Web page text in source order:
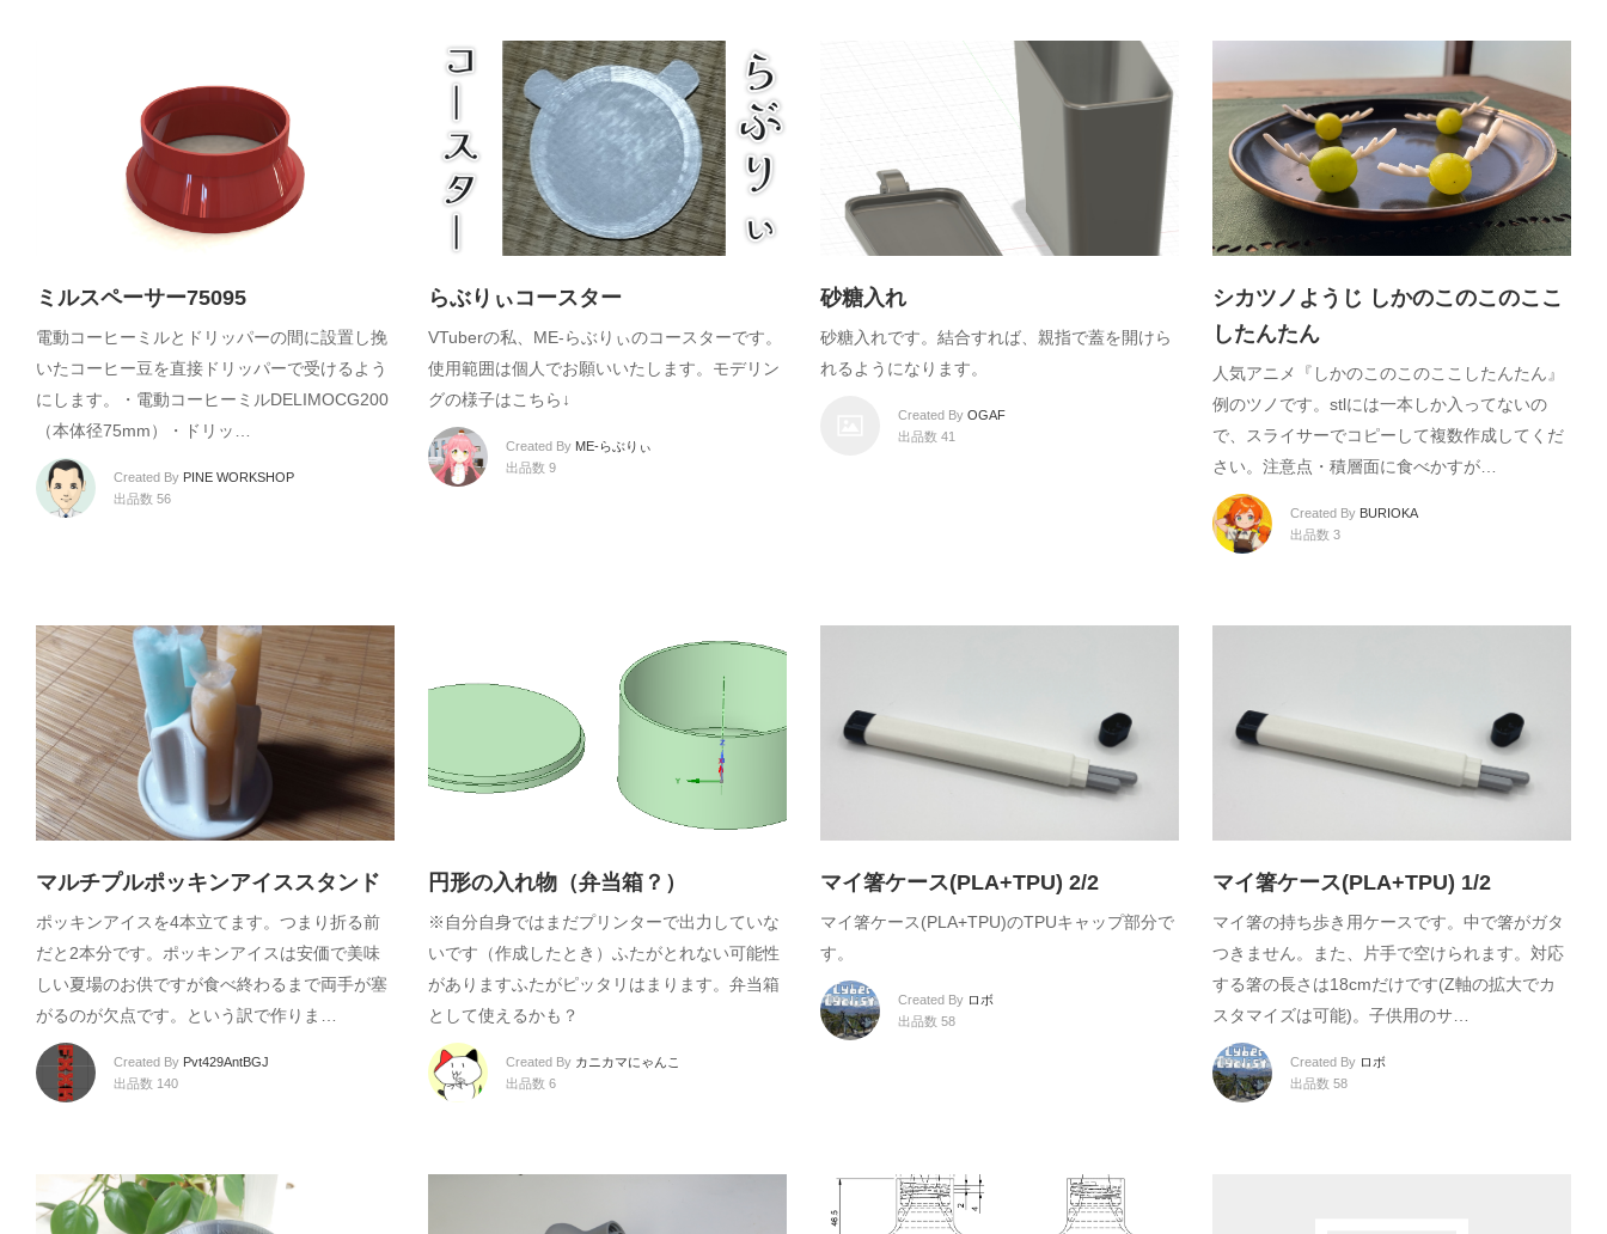
ミルスペーサー75095
電動コーヒーミルとドリッパーの間に設置し挽
いたコーヒー豆を直接ドリッパーで受けるよう
にします。・電動コーヒーミルDELIMOCG200
（本体径75mm）・ドリッ…
Created By PINE WORKSHOP
出品数 56
らぶりぃコースター
VTuberの私、ME-らぶりぃのコースターです。
使用範囲は個人でお願いいたします。モデリン
グの様子はこちら↓
Created By ME-らぶりぃ
出品数 9
砂糖入れ
砂糖入れです。結合すれば、親指で蓋を開けら
れるようになります。
Created By OGAF
出品数 41
シカツノようじ しかのこのこのここ
したんたん
人気アニメ『しかのこのこのここしたんたん』
例のツノです。stlには一本しか入ってないの
で、スライサーでコピーして複数作成してくだ
さい。注意点・積層面に食べかすが…
Created By BURIOKA
出品数 3
マルチプルポッキンアイススタンド
ポッキンアイスを4本立てます。つまり折る前
だと2本分です。ポッキンアイスは安価で美味
しい夏場のお供ですが食べ終わるまで両手が塞
がるのが欠点です。という訳で作りま…
Created By Pvt429AntBGJ
出品数 140
円形の入れ物（弁当箱？）
※自分自身ではまだプリンターで出力していな
いです（作成したとき）ふたがとれない可能性
がありますふたがピッタリはまります。弁当箱
として使えるかも？
Created By カニカマにゃんこ
出品数 6
マイ箸ケース(PLA+TPU) 2/2
マイ箸ケース(PLA+TPU)のTPUキャップ部分で
す。
Created By ロボ
出品数 58
マイ箸ケース(PLA+TPU) 1/2
マイ箸の持ち歩き用ケースです。中で箸がガタ
つきません。また、片手で空けられます。対応
する箸の長さは18cmだけです(Z軸の拡大でカ
スタマイズは可能)。子供用のサ…
Created By ロボ
出品数 58